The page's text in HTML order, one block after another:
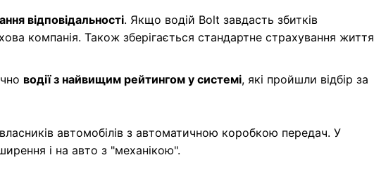
відповідальності. Якщо водій Bolt завдасть збитків
компанія. Також зберігається стандартне страхування життя
водії з найвищим рейтингом у системі, які пройшли відбір за
автомобілів з автоматичною коробкою передач. У
і на авто з "механікою".